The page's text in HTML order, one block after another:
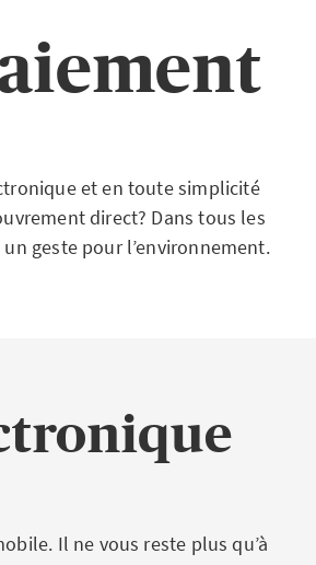
et en toute simplicité
direct? Dans tous les
geste pour l’environnement.
Il ne vous reste plus qu’à